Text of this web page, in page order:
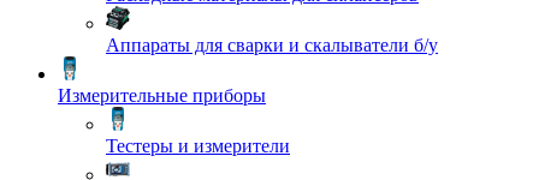
Аппараты для сварки и скалыватели б/у
Измерительные приборы
Тестеры и измерители